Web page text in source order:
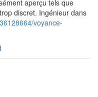
aperçu tels que
discret. Ingénieur dans
voyance-